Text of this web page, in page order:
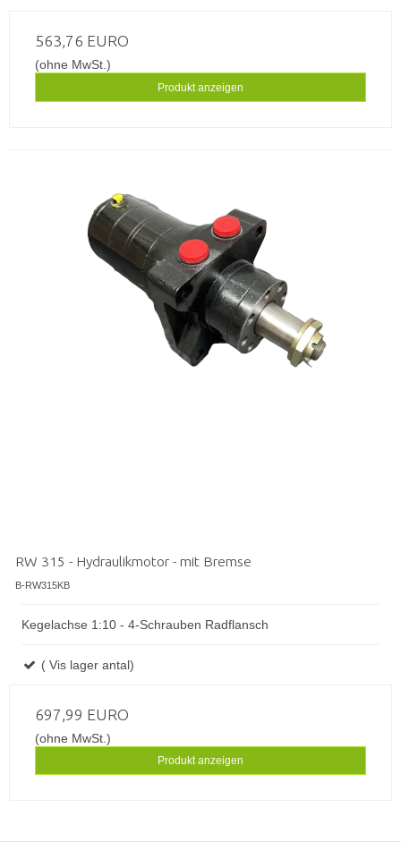
563,76 EURO
(ohne MwSt.)
Produkt anzeigen
RW 315 - Hydraulikmotor - mit Bremse
B-RW315KB
Kegelachse 1:10 - 4-Schrauben Radflansch
( Vis lager antal)
697,99 EURO
(ohne MwSt.)
Produkt anzeigen